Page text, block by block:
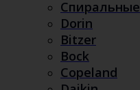
Спиральные
Dorin
Bitzer
Bock
Copeland